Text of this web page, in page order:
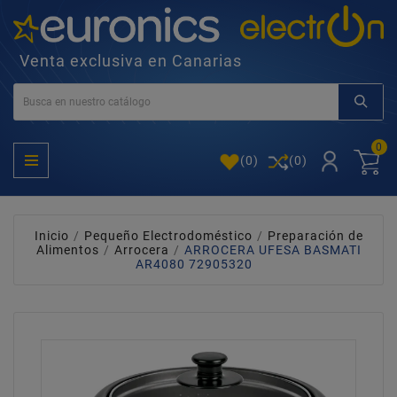
Venta exclusiva en Canarias
(0) (0)
0
Inicio Pequeño Electrodoméstico
Preparación de
Alimentos
Arrocera
ARROCERA UFESA BASMATI
AR4080 72905320